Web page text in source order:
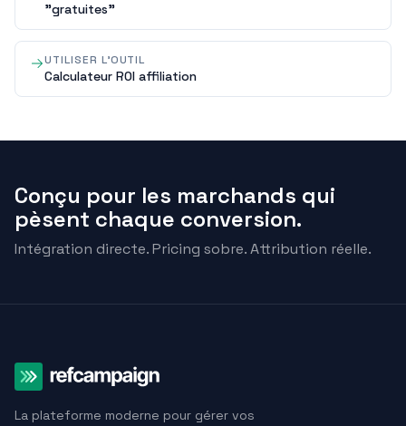
"gratuites"
UTILISER L'OUTIL
Calculateur ROI affiliation
Conçu pour les marchands qui
pèsent chaque conversion.
Intégration directe. Pricing sobre. Attribution réelle.
La plateforme moderne pour gérer vos